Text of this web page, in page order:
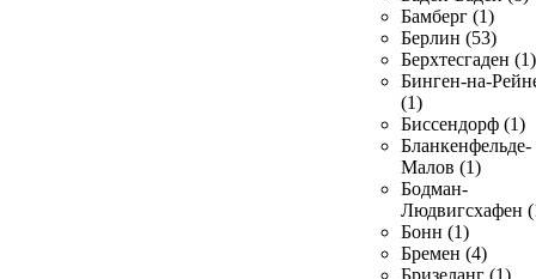
Бамберг (1)
Берлин (53)
Берхтесгаден (1)
Бинген-на-
(1)
Биссендорф (1)
Бланкенфельде-
Малов (1)
Бодман-
Людвигсхафен
Бонн (1)
Бремен (4)
Бризеланг (1)